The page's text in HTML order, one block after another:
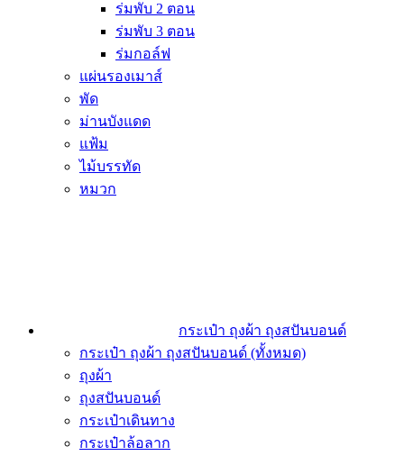
ร่มพับ 2 ตอน
ร่มพับ 3 ตอน
ร่มกอล์ฟ
แผ่นรองเมาส์
พัด
ม่านบังแดด
แฟ้ม
ไม้บรรทัด
หมวก
กระเป๋า ถุงผ้า ถุงสปันบอนด์
กระเป๋า ถุงผ้า ถุงสปันบอนด์ (ทั้งหมด)
ถุงผ้า
ถุงสปันบอนด์
กระเป๋าเดินทาง
กระเป๋าล้อลาก